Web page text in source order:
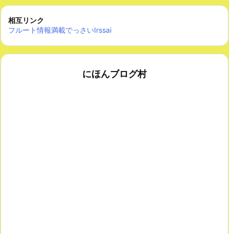
相互リンク
フルート情報満載でっさいIrssai
にほんブログ村